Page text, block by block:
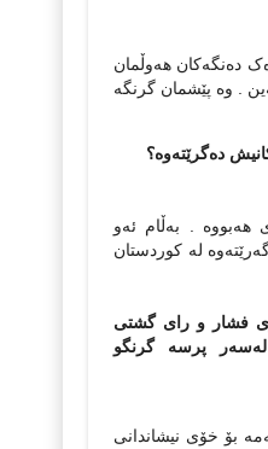
ده‌نگه‌کان هه‌وڵمان
. وه‌ پێشمان گرنگه‌
دەگرێتەوە؟
هه‌بووه‌ . به‌ڵام ئه‌و
له‌ کوردستان
فشار و راى گشتى
لەسەر پرسە گرنگو
بۆ خۆی نیشاندانی